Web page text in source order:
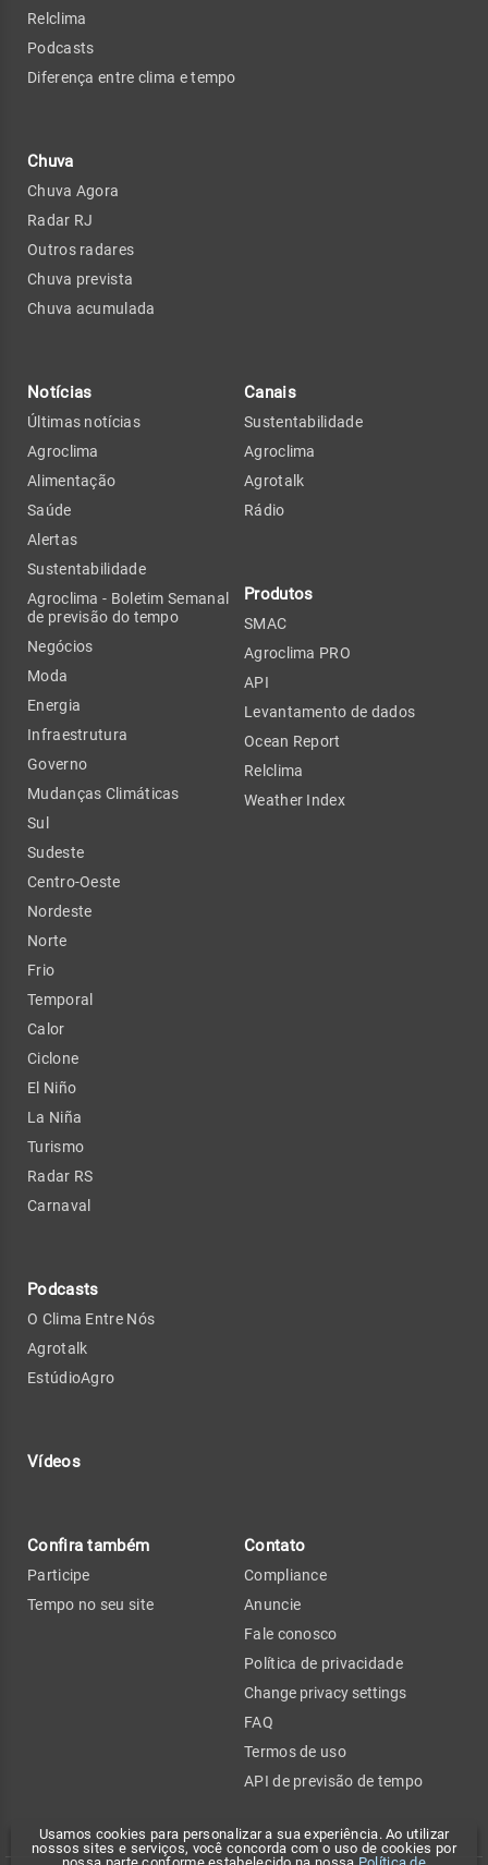
Usamos cookies para personalizar a sua experiência. Ao utilizar
nossos sites e serviços, você concorda com o uso de cookies por
Relclima
Podcasts
Diferença entre clima e tempo
Chuva
Chuva Agora
Radar RJ
Outros radares
Chuva prevista
Chuva acumulada
Notícias
Últimas notícias
Agroclima
Alimentação
Saúde
Alertas
Sustentabilidade
Agroclima - Boletim Semanal
de previsão do tempo
Negócios
Moda
Energia
Infraestrutura
Governo
Mudanças Climáticas
Sul
Sudeste
Centro-Oeste
Nordeste
Norte
Frio
Temporal
Calor
Ciclone
El Niño
La Niña
Turismo
Radar RS
Carnaval
Podcasts
O Clima Entre Nós
Agrotalk
EstúdioAgro
Vídeos
Canais
Sustentabilidade
Agroclima
Agrotalk
Rádio
Produtos
SMAC
Agroclima PRO
API
Levantamento de dados
Ocean Report
Relclima
Weather Index
Confira também
Participe
Tempo no seu site
Contato
Compliance
Anuncie
Fale conosco
Política de privacidade
Change privacy settings
FAQ
Termos de uso
API de previsão de tempo